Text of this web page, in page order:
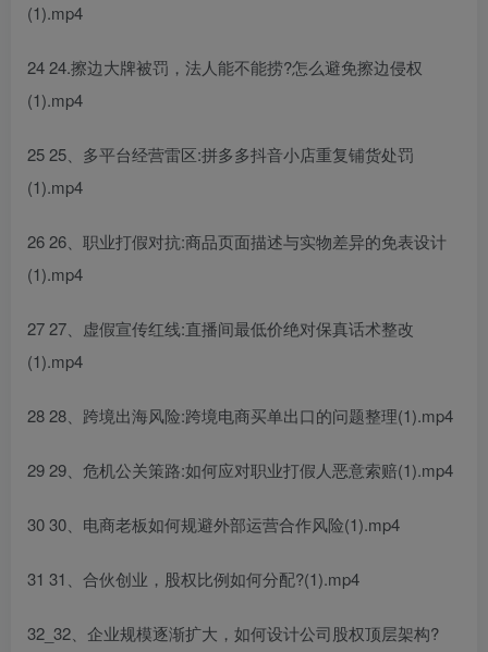
(1).mp4
24 24.擦边大牌被罚，法人能不能捞?怎么避免擦边侵权
(1).mp4
25 25、多平台经营雷区:拼多多抖音小店重复铺货处罚
(1).mp4
26 26、职业打假对抗:商品页面描述与实物差异的免表设计
(1).mp4
27 27、虚假宣传红线:直播间最低价绝对保真话术整改
(1).mp4
28 28、跨境出海风险:跨境电商买单出口的问题整理(1).mp4
29 29、危机公关策路:如何应对职业打假人恶意索赔(1).mp4
30 30、电商老板如何规避外部运营合作风险(1).mp4
31 31、合伙创业，股权比例如何分配?(1).mp4
32_32、企业规模逐渐扩大，如何设计公司股权顶层架构?